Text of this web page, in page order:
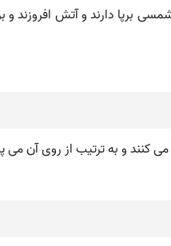
دارند و آتش افروزند و
و به ترتیب از روی آن می